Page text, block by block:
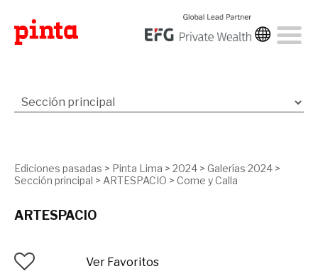
Ediciones pasadas > Pinta Lima > 2024 > Galerías 2024 >
Sección principal > ARTESPACIO > Come y Calla
ARTESPACIO
Ver Favoritos